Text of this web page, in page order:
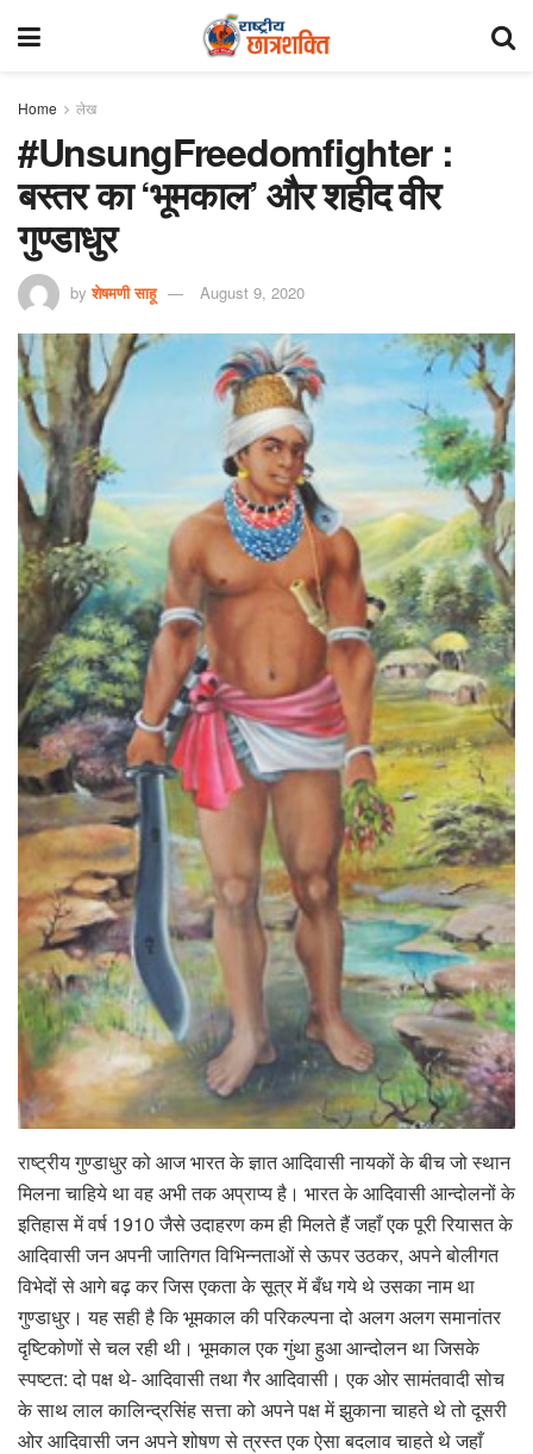
Home लेख
#UnsungFreedomfighter :
बस्तर का ‘भूमकाल’ और शहीद वीर
गुण्डाधुर
by शेषमणी साहू August 9, 2020
राष्ट्रीय गुण्डाधुर को आज भारत के ज्ञात आदिवासी नायकों के बीच जो स्थान
मिलना चाहिये था वह अभी तक अप्राप्य है। भारत के आदिवासी आन्दोलनों के
इतिहास में वर्ष 1910 जैसे उदाहरण कम ही मिलते हैं जहाँ एक पूरी रियासत के
आदिवासी जन अपनी जातिगत विभिन्नताओं से ऊपर उठकर, अपने बोलीगत
विभेदों से आगे बढ़ कर जिस एकता के सूत्र में बँध गये थे उसका नाम था
गुण्डाधुर। यह सही है कि भूमकाल की परिकल्पना दो अलग अलग समानांतर
दृष्टिकोणों से चल रही थी। भूमकाल एक गुंथा हुआ आन्दोलन था जिसके
स्पष्टत: दो पक्ष थे- आदिवासी तथा गैर आदिवासी। एक ओर सामंतवादी सोच
के साथ लाल कालिन्द्रसिंह सत्ता को अपने पक्ष में झुकाना चाहते थे तो दूसरी
ओर आदिवासी जन अपने शोषण से त्रस्त एक ऐसा बदलाव चाहते थे जहाँ